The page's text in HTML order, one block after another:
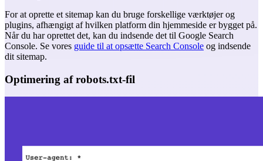
For at oprette et sitemap kan du bruge forskellige værktøjer og
plugins, afhængigt af hvilken platform din hjemmeside er bygget på.
Når du har oprettet det, kan du indsende det til Google Search
Console. Se vores guide til at opsætte Search Console og indsende
dit sitemap.
Optimering af robots.txt-fil